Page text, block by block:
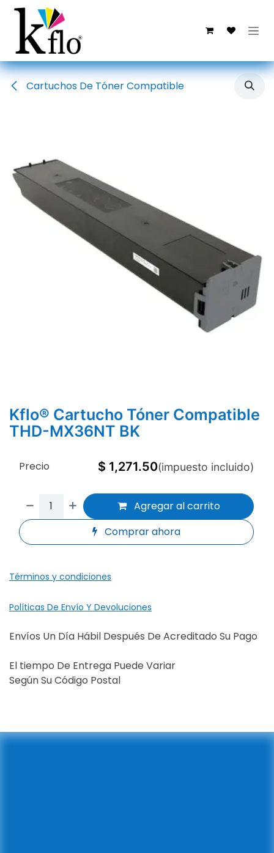
Ir al contenido
Cartuchos De Tóner Compatible
Kflo® Cartucho Tóner Compatible
THD-MX36NT BK
Agregar al carrito
Comprar ahora
Precio $ 1,271.50(impuesto incluido)
Términos y condiciones
Políticas De Envío Y Devoluciones
Envíos Un Día Hábil Después De Acreditado Su Pago
El tiempo De Entrega Puede Variar
Según Su Código Postal